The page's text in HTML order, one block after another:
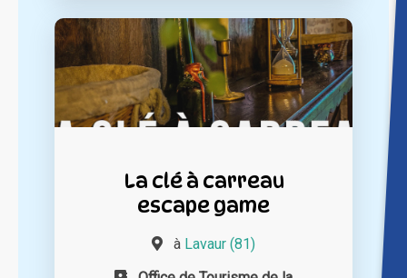
La clé à carreau
escape game
à Lavaur (81)